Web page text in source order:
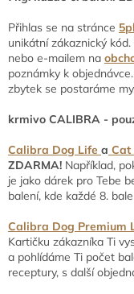
Přihlas se na stránce
unikátní zákaznický
nebo e-mailem na
poznámky k
zbytek se postaráme
krmivo CALIBRA -
Calibra Dog Life a Cat
ZDARMA! Například,
je jako dárek pro Tebe
balení, kde každé 8.
Calibra Dog Premium
Kartičku zákazníka Ti
a pohlídáme Ti počet
receptury, s další